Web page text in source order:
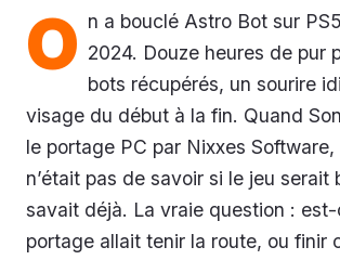
O n a bouclé Astro Bot sur
2024. Douze heures de pur
bots récupérés, un sourire
visage du début à la fin. Quand
le portage PC par Nixxes
n’était pas de savoir si le jeu serait
savait déjà. La vraie question :
portage allait tenir la route, ou finir